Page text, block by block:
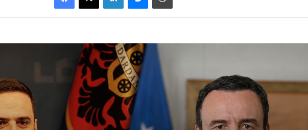
Sot mbahet seanca e Kuvendit, VV-ja e
Gani Geci: Nëse Albin Kurti s’do me i bë
institucionet, po e çon vendin drejt
falimentimit kushtetues